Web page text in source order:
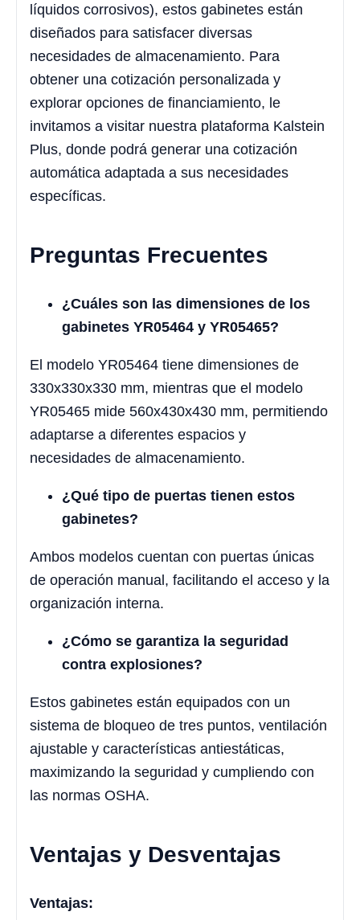
líquidos corrosivos), estos gabinetes están
diseñados para satisfacer diversas
necesidades de almacenamiento. Para
obtener una cotización personalizada y
explorar opciones de financiamiento, le
invitamos a visitar nuestra plataforma Kalstein
Plus, donde podrá generar una cotización
automática adaptada a sus necesidades
específicas.
Preguntas Frecuentes
¿Cuáles son las dimensiones de los
gabinetes YR05464 y YR05465?
El modelo YR05464 tiene dimensiones de
330x330x330 mm, mientras que el modelo
YR05465 mide 560x430x430 mm, permitiendo
adaptarse a diferentes espacios y
necesidades de almacenamiento.
¿Qué tipo de puertas tienen estos
gabinetes?
Ambos modelos cuentan con puertas únicas
de operación manual, facilitando el acceso y la
organización interna.
¿Cómo se garantiza la seguridad
contra explosiones?
Estos gabinetes están equipados con un
sistema de bloqueo de tres puntos, ventilación
ajustable y características antiestáticas,
maximizando la seguridad y cumpliendo con
las normas OSHA.
Ventajas y Desventajas
Ventajas: